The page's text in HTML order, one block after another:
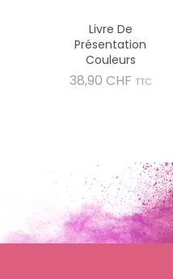
Livre De
Présentation
Couleurs
38,90 CHF Prix
TTC